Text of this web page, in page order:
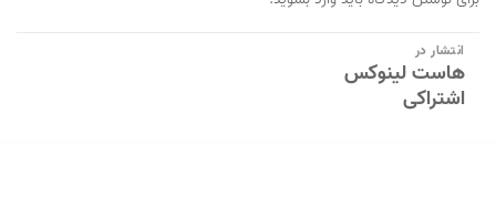
راهبری
نوشته
انتشار در
هاست لینوکس
اشتراکی